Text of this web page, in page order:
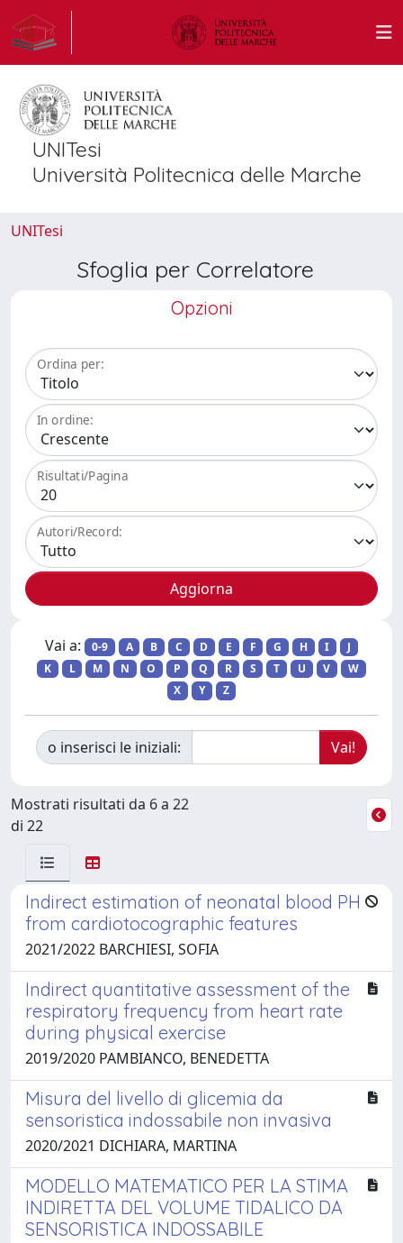
UNITesi
Università Politecnica delle Marche
UNITesi
Sfoglia per Correlatore
Opzioni
Ordina per:
In ordine:
Risultati/Pagina
Autori/Record:
Vai a: 0-9 A B C D E F G H I
J
K
L M N O P Q R S T U V
W
X
Y Z
o inserisci le iniziali:
Mostrati risultati da 6 a 22
di 22
Indirect estimation of neonatal blood PH
from cardiotocographic features
2021/2022 BARCHIESI, SOFIA
Indirect quantitative assessment of the
respiratory frequency from heart rate
during physical exercise
2019/2020 PAMBIANCO, BENEDETTA
Misura del livello di glicemia da
sensoristica indossabile non invasiva
2020/2021 DICHIARA, MARTINA
MODELLO MATEMATICO PER LA STIMA
INDIRETTA DEL VOLUME TIDALICO DA
SENSORISTICA INDOSSABILE